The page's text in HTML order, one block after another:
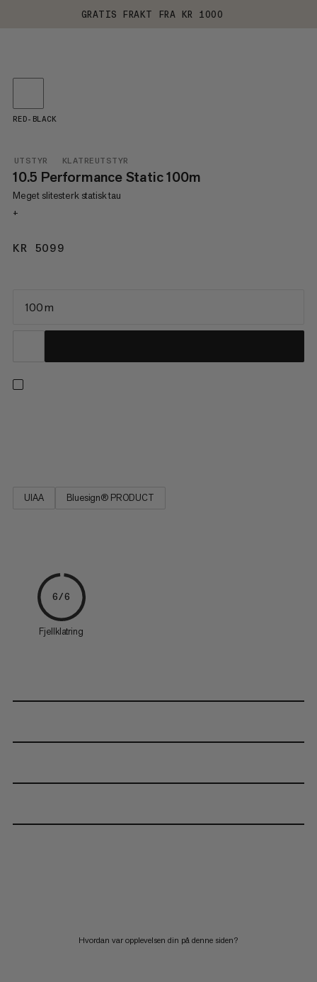
GRATIS FRAKT FRA KR 1000
UTSTYR KLATREUTSTYR
10.5 Performance Static 100m
Meget slitesterk statisk tau
+
KR 5099
RED-BLACK
100 m
UIAA Bluesign® PRODUCT
6/6
Fjellklatring
Hvordan var opplevelsen din på denne siden?